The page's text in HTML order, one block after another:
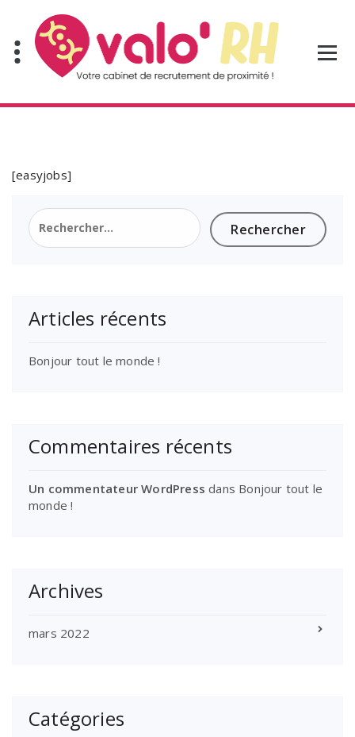
contenu
[easyjobs]
Rechercher :
Articles récents
Bonjour tout le monde !
Commentaires récents
Un commentateur WordPress dans Bonjour tout le
monde !
Archives
mars 2022
Catégories